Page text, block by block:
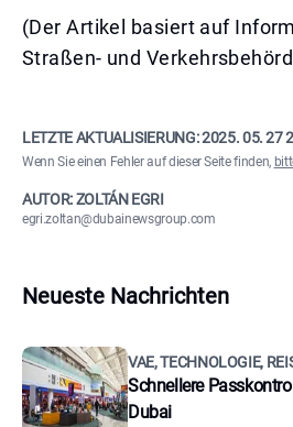
(Der Artikel basiert auf
Straßen- und
LETZTE AKTUALISIERUNG:2025. 05. 27
Wenn Sie einen Fehler auf dieser Seite finden,
AUTOR: ZOLTÁN EGRI
egri.zoltan@dubainewsgroup.com
Neueste Nachrichten
VAE, TECHNOLOGIE,
Schnellere
Dubai